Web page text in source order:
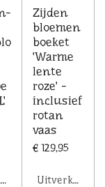
Zijden
bloemen
boeket
'Warme
lente
roze' -
inclusief
rotan
vaas
€ 129,95
Uitverkocht